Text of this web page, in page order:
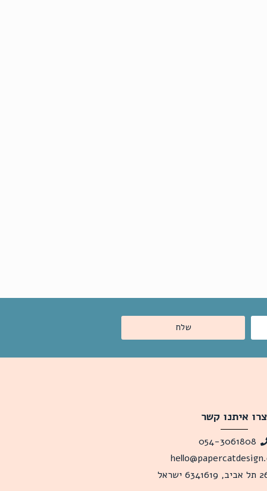
שלח
צרו איתנו קשר
054-3061808